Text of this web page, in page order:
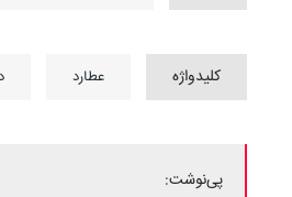
کلیدواژه عطارد
پی‌نوشت: